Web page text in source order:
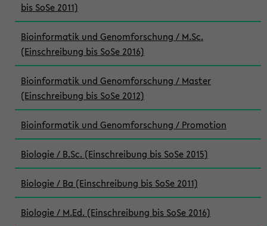
bis SoSe 2011)
Bioinformatik und Genomforschung / M.Sc.
(Einschreibung bis SoSe 2016)
Bioinformatik und Genomforschung / Master
(Einschreibung bis SoSe 2012)
Bioinformatik und Genomforschung / Promotion
Biologie / B.Sc. (Einschreibung bis SoSe 2015)
Biologie / Ba (Einschreibung bis SoSe 2011)
Biologie / M.Ed. (Einschreibung bis SoSe 2016)